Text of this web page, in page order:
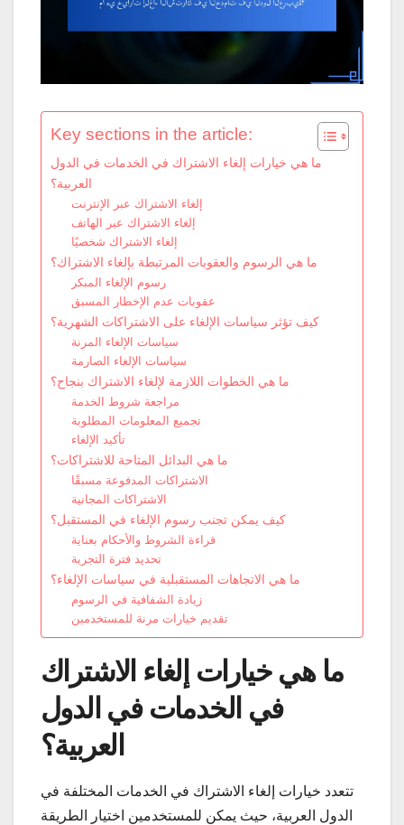
Key sections in the article:
ما هي خيارات إلغاء الاشتراك في الخدمات في الدول
العربية؟
إلغاء الاشتراك عبر الإنترنت
إلغاء الاشتراك عبر الهاتف
إلغاء الاشتراك شخصيًا
ما هي الرسوم والعقوبات المرتبطة بإلغاء الاشتراك؟
رسوم الإلغاء المبكر
عقوبات عدم الإخطار المسبق
كيف تؤثر سياسات الإلغاء على الاشتراكات الشهرية؟
سياسات الإلغاء المرنة
سياسات الإلغاء الصارمة
ما هي الخطوات اللازمة لإلغاء الاشتراك بنجاح؟
مراجعة شروط الخدمة
تجميع المعلومات المطلوبة
تأكيد الإلغاء
ما هي البدائل المتاحة للاشتراكات؟
الاشتراكات المدفوعة مسبقًا
الاشتراكات المجانية
كيف يمكن تجنب رسوم الإلغاء في المستقبل؟
قراءة الشروط والأحكام بعناية
تحديد فترة التجربة
ما هي الاتجاهات المستقبلية في سياسات الإلغاء؟
زيادة الشفافية في الرسوم
تقديم خيارات مرنة للمستخدمين
ما هي خيارات إلغاء الاشتراك
في الخدمات في الدول
العربية؟
تتعدد خيارات إلغاء الاشتراك في الخدمات المختلفة في
الدول العربية، حيث يمكن للمستخدمين اختيار الطريقة